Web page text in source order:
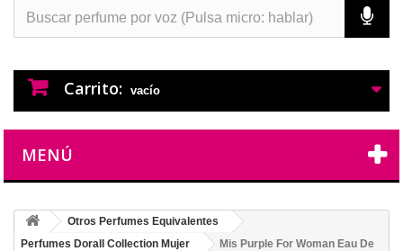
Carrito: vacío
MENÚ
Otros Perfumes Equivalentes
Perfumes Dorall Collection Mujer
Mis Purple For Woman Eau De